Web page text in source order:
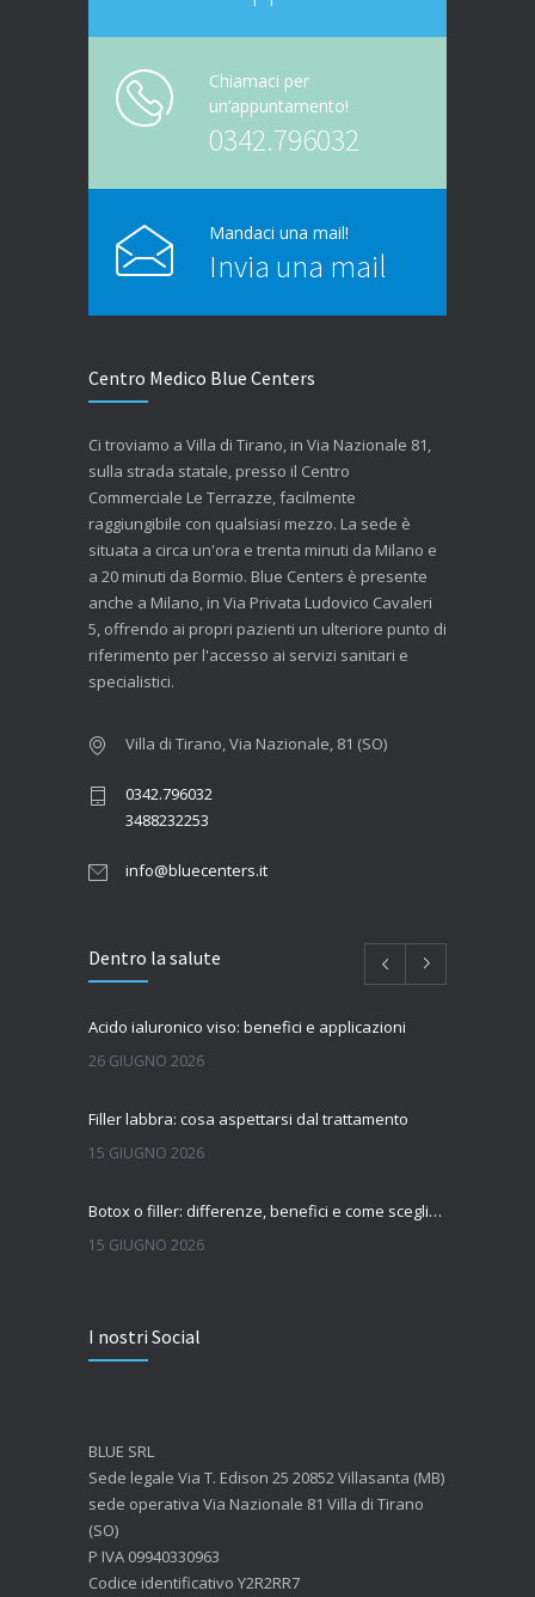
Chiamaci per
un’appuntamento!
0342.796032
Mandaci una mail!
Invia una mail
Centro Medico Blue Centers
Ci troviamo a Villa di Tirano, in Via Nazionale 81,
sulla strada statale, presso il Centro
Commerciale Le Terrazze, facilmente
raggiungibile con qualsiasi mezzo. La sede è
situata a circa un'ora e trenta minuti da Milano e
a 20 minuti da Bormio. Blue Centers è presente
anche a Milano, in Via Privata Ludovico Cavaleri
5, offrendo ai propri pazienti un ulteriore punto di
riferimento per l'accesso ai servizi sanitari e
specialistici.
Villa di Tirano, Via Nazionale, 81 (SO)
0342.796032
3488232253
info@bluecenters.it
Dentro la salute
Acido ialuronico viso: benefici e applicazioni
26 GIUGNO 2026
Filler labbra: cosa aspettarsi dal trattamento
15 GIUGNO 2026
Botox o filler: differenze, benefici e come scegliere il trattamento più adatto
15 GIUGNO 2026
7 GIUGNO 2026
I nostri Social
BLUE SRL
Sede legale Via T. Edison 25 20852 Villasanta (MB)
sede operativa Via Nazionale 81 Villa di Tirano
(SO)
P IVA 09940330963
Codice identificativo Y2R2RR7